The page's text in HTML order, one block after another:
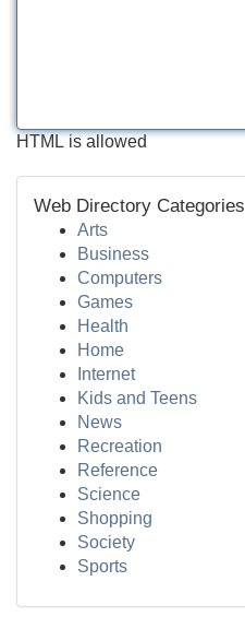
HTML is allowed
Web Directory Categories
Arts
Business
Computers
Games
Health
Home
Internet
Kids and Teens
News
Recreation
Reference
Science
Shopping
Society
Sports